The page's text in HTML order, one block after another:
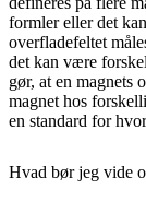
formler eller det
overfladefeltet
det kan være
gør, at en magnets
magnet hos
en standard for
Hvad bør jeg vide